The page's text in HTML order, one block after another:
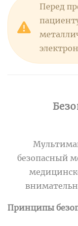
Перед
безопасный
Принципы